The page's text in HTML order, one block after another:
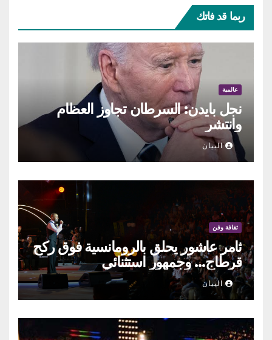
ربما قد فاتك
عالمية
نجل بايدن: السرطان تجاوز العظام
وانتشر
البيان
ثقافة وفن
ثامر عاشور يحلق بالرومانسية فوق ركح
قرطاج… وجمهور استثنائي
البيان